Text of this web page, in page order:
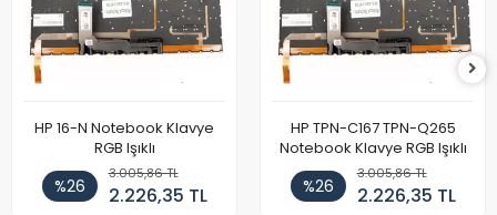
HP 16-N Notebook Klavye
RGB Işıklı
%26
3.005,86 TL
2.226,35 TL
HP TPN-C167 TPN-Q265
Notebook Klavye RGB Işıklı
%26
3.005,86 TL
2.226,35 TL